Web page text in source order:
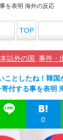
を表明 海外の反応
TOP
以外の国, 事件・
ことしたね！韓国
付する事を表明
0